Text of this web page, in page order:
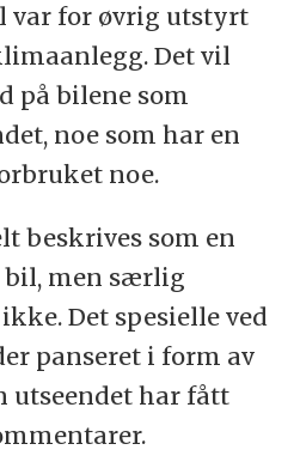
var for øvrig utstyrt
Det vil
på bilene som
noe som har en
noe.
beskrives som en
bil, men særlig
Det spesielle ved
panseret i form av
utseendet har fått